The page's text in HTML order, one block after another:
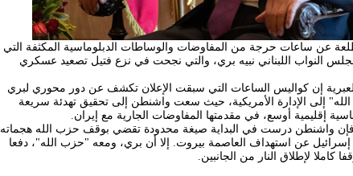
عن ساعات حرجة من المفاوضات والوساطات الدبلوماسية المكثفة التي
النواب اللبناني نبيه بري، والتي نجحت في نزع فتيل تصعيد عسكري
إن كواليس الساعات التي سبقت الإعلان تكشف عن دور محوري لبري
إلى الإدارة الأمريكية، حيث سعت واشنطن إلى تحقيق تهدئة سريعة
إقليمية أوسع، في مقدمتها المفاوضات الجارية مع إيران.
فإن واشنطن درست في البداية صيغة محدودة تقضي بوقف حزب الله هجماته
إسرائيل عن استهداف العاصمة بيروت. إلا أن بري، ومعه "حزب الله"، دفعا
كاملا لإطلاق النار من الجانبين.